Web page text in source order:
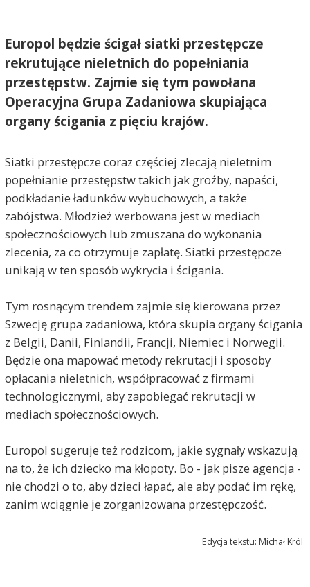
Europol będzie ścigał siatki przestępcze
rekrutujące nieletnich do popełniania
przestępstw. Zajmie się tym powołana
Operacyjna Grupa Zadaniowa skupiająca
organy ścigania z pięciu krajów.
Siatki przestępcze coraz częściej zlecają nieletnim
popełnianie przestępstw takich jak groźby, napaści,
podkładanie ładunków wybuchowych, a także
zabójstwa. Młodzież werbowana jest w mediach
społecznościowych lub zmuszana do wykonania
zlecenia, za co otrzymuje zapłatę. Siatki przestępcze
unikają w ten sposób wykrycia i ścigania.
Tym rosnącym trendem zajmie się kierowana przez
Szwecję grupa zadaniowa, która skupia organy ścigania
z Belgii, Danii, Finlandii, Francji, Niemiec i Norwegii.
Będzie ona mapować metody rekrutacji i sposoby
opłacania nieletnich, współpracować z firmami
technologicznymi, aby zapobiegać rekrutacji w
mediach społecznościowych.
Europol sugeruje też rodzicom, jakie sygnały wskazują
na to, że ich dziecko ma kłopoty. Bo - jak pisze agencja -
nie chodzi o to, aby dzieci łapać, ale aby podać im rękę,
zanim wciągnie je zorganizowana przestępczość.
Edycja tekstu: Michał Król